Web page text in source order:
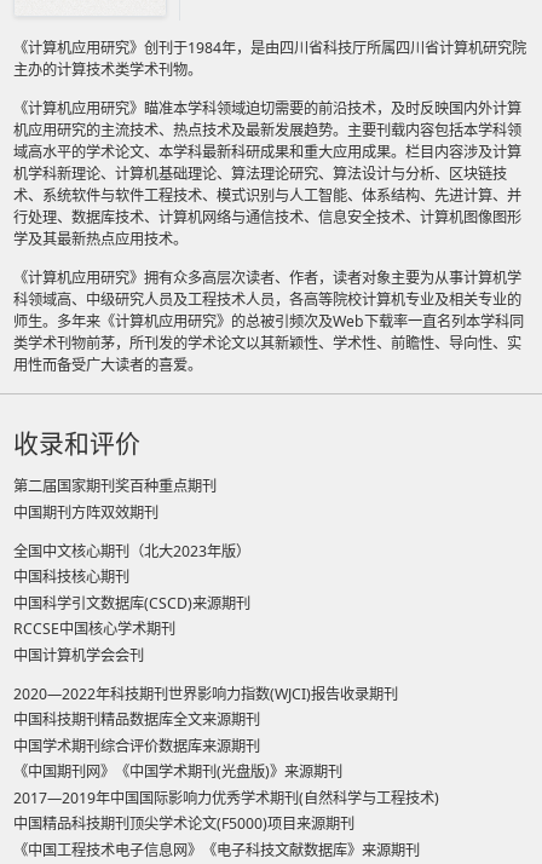
《计算机应用研究》创刊于1984年，是由四川省科技厅所属四川省计算机研究院
主办的计算技术类学术刊物。
《计算机应用研究》瞄准本学科领域迫切需要的前沿技术，及时反映国内外计算
机应用研究的主流技术、热点技术及最新发展趋势。主要刊载内容包括本学科领
域高水平的学术论文、本学科最新科研成果和重大应用成果。栏目内容涉及计算
机学科新理论、计算机基础理论、算法理论研究、算法设计与分析、区块链技
术、系统软件与软件工程技术、模式识别与人工智能、体系结构、先进计算、并
行处理、数据库技术、计算机网络与通信技术、信息安全技术、计算机图像图形
学及其最新热点应用技术。
《计算机应用研究》拥有众多高层次读者、作者，读者对象主要为从事计算机学
科领域高、中级研究人员及工程技术人员，各高等院校计算机专业及相关专业的
师生。多年来《计算机应用研究》的总被引频次及Web下载率一直名列本学科同
类学术刊物前茅，所刊发的学术论文以其新颖性、学术性、前瞻性、导向性、实
用性而备受广大读者的喜爱。
收录和评价
第二届国家期刊奖百种重点期刊
中国期刊方阵双效期刊
全国中文核心期刊（北大2023年版）
中国科技核心期刊
中国科学引文数据库(CSCD)来源期刊
RCCSE中国核心学术期刊
中国计算机学会会刊
2020—2022年科技期刊世界影响力指数(WJCI)报告收录期刊
中国科技期刊精品数据库全文来源期刊
中国学术期刊综合评价数据库来源期刊
《中国期刊网》《中国学术期刊(光盘版)》来源期刊
2017—2019年中国国际影响力优秀学术期刊(自然科学与工程技术)
中国精品科技期刊顶尖学术论文(F5000)项目来源期刊
《中国工程技术电子信息网》《电子科技文献数据库》来源期刊